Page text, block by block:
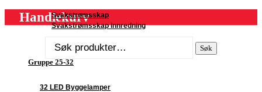
Svakstrømsskap
Svakstrømsskap innredning
Gruppe 25-32
32 LED Byggelamper
Handlekurv
etter:
Søk